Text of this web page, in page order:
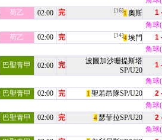
荷乙
02:00 完 [16]1 奧斯
1
角球
荷乙
02:00 完 [14]4埃門
1
角球
巴聖青甲
02:00 完
波圖加沙珊提斯塔
SP/U20
1
角球
巴聖青甲
02:00 完 1 聖若昂隊SP/U20
2
角球
巴聖青甲
02:00 完 4 瑟菲拉SP/U20
2
角球